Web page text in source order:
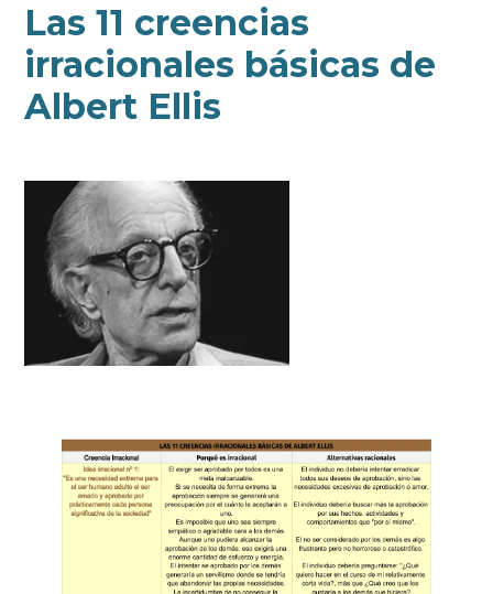
Las 11 creencias
irracionales básicas de
Albert Ellis